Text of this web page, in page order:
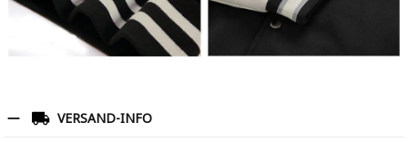
VERSAND-INFO